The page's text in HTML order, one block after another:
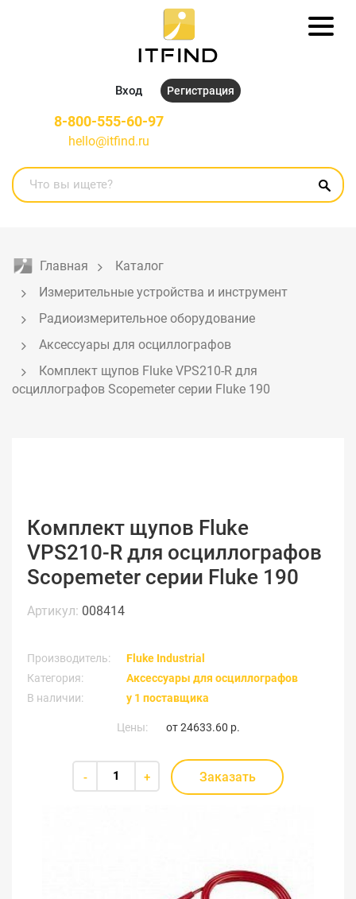
Вход Регистрация
8-800-555-60-97
hello@itfind.ru
Главная
Каталог
Измерительные устройства и инструмент
Радиоизмерительное оборудование
Аксессуары для осциллографов
Комплект щупов Fluke VPS210-R для
осциллографов Scopemeter серии Fluke 190
Комплект щупов Fluke
VPS210-R для осциллографов
Scopemeter серии Fluke 190
Артикул: 008414
Производитель:
Fluke Industrial
Категория:
Аксессуары для осциллографов
В наличии:
у 1 поставщика
Цены: от24633.60 р.
- + Заказать